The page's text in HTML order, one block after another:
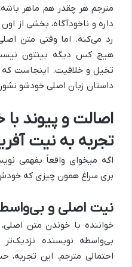
مترجم هر چقدر هم ماهر
داره و ناخودآگاه، بخشی از
رد می‌کنه. اما وقتی متن
هیچ کس دیگه بینتون
تخیل و خلاقیت. اینجاست
داستان زبان اصلی خودشو
اصالت و پیوند
تجربه به نیت
اگه میخوای واقعاً بفهمی
بری سراغ همون چیزی که
نیت اصلی و
خواننده با خوندن متن
بی‌واسطه نویسنده
احتمالی مترجم. این